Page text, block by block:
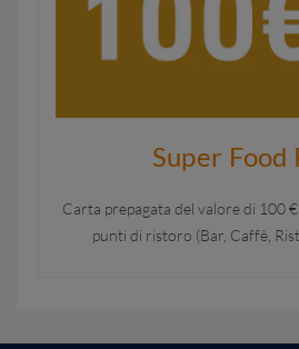
Super Food
Carta prepagata del valore di 100
punti di ristoro (Bar, Caffè,